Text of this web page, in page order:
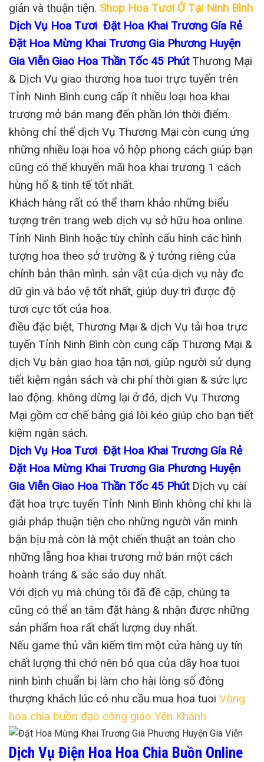
giản và thuận tiện. Shop Hoa Tươi Ở Tại Ninh Bình
Dịch Vụ Hoa Tươi Đặt Hoa Khai Trương Gía Rẻ
Đặt Hoa Mừng Khai Trương Gia Phương Huyện
Gia Viễn Giao Hoa Thần Tốc 45 PhútThương Mại
& Dịch Vụ giao thương hoa tuoi trực tuyến trên
Tỉnh Ninh Bình cung cấp ít nhiều loại hoa khai
trương mở bán mang đến phần lớn thời điểm.
không chỉ thế dịch Vụ Thương Mại còn cung ứng
những nhiều loại hoa vỏ hộp phong cách giúp bạn
cũng có thể khuyến mãi hoa khai trương 1 cách
hùng hổ & tinh tế tốt nhất.
Khách hàng rất có thể tham khảo những biểu
tượng trên trang web dịch vụ sở hữu hoa online
Tỉnh Ninh Bình hoặc tùy chỉnh cấu hình các hình
tượng hoa theo sở trường & ý tưởng riêng của
chính bản thân mình. sản vật của dịch vụ này đc
dữ gìn và bảo vệ tốt nhất, giúp duy trì được độ
tươi cực tốt của hoa.
điều đặc biệt, Thương Mại & dịch Vụ tải hoa trực
tuyến Tỉnh Ninh Bình còn cung cấp Thương Mại &
dịch Vụ bàn giao hoa tận nơi, giúp người sử dụng
tiết kiệm ngân sách và chi phí thời gian & sức lực
lao động. không dừng lại ở đó, dịch Vụ Thương
Mại gồm cơ chế bảng giá lôi kéo giúp cho bạn tiết
kiệm ngân sách.
Dịch Vụ Hoa Tươi Đặt Hoa Khai Trương Gía Rẻ
Đặt Hoa Mừng Khai Trương Gia Phương Huyện
Gia Viễn Giao Hoa Thần Tốc 45 Phút Dịch vụ cài
đặt hoa trực tuyến Tỉnh Ninh Bình không chỉ khi là
giải pháp thuận tiện cho những người văn minh
bận bịu mà còn là một chiến thuật an toàn cho
những lẵng hoa khai trương mở bán một cách
hoành tráng & sắc sảo duy nhất.
Với dịch vụ mà chúng tôi đã đề cập, chúng ta
cũng có thể an tâm đặt hàng & nhận được những
sản phẩm hoa rất chất lượng duy nhất.
Nếu game thủ vẫn kiếm tìm một cửa hàng uy tín
chất lượng thì chớ nên bỏ qua của dãy hoa tuoi
ninh bình chuẩn bị làm cho hài lòng số đông
thượng khách lúc có nhu cầu mua hoa tuoi Vòng
hoa chia buồn đạo công giáo Yên Khánh
Dịch Vụ Điện Hoa Hoa Chia Buồn Online